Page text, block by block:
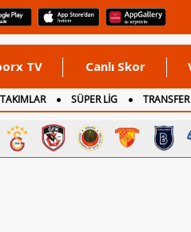
TV Canlı Skor
SÜPER LİG